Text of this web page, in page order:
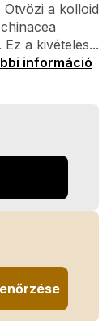
a kolloid
a kivételes...
információ